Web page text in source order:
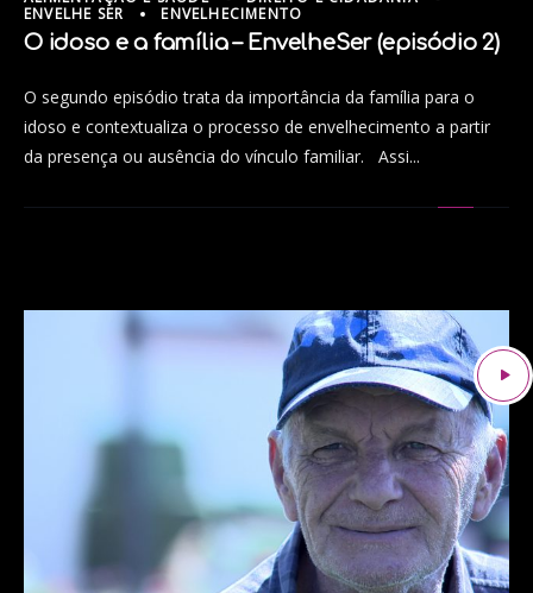
ENVELHE SER
ENVELHECIMENTO
O idoso e a família – EnvelheSer (episódio 2)
O segundo episódio trata da importância da família para o
idoso e contextualiza o processo de envelhecimento a partir
da presença ou ausência do vínculo familiar. Assi...